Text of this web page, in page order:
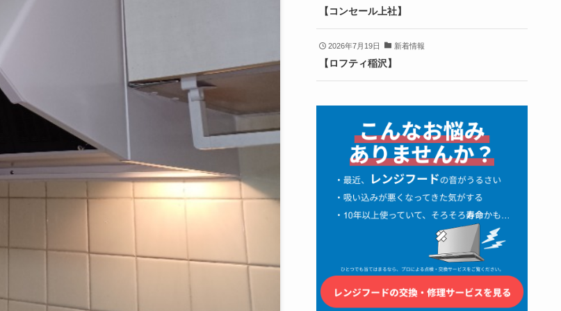
【コンセール上社】
2026年7月19日 新着情報
【ロフティ稲沢】